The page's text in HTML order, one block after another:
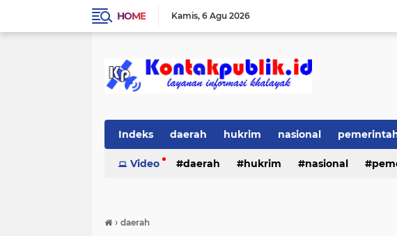
HOME Kamis 6 Agu 2026
Indeks daerah hukrim nasional
Video daerah hukrim nasional
› daerah